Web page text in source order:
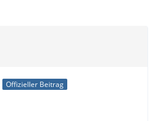
Offizieller Beitrag